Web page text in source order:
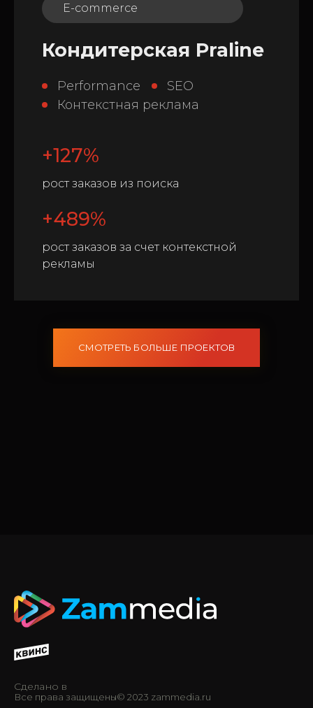
E-commerce
Кондитерская Praline
Performance
SEO
Контекстная реклама
+127%
рост заказов из поиска
+489%
рост заказов за счет контекстной
рекламы
СМОТРЕТЬ БОЛЬШЕ ПРОЕКТОВ
Сделано в
Все права защищены© 2023 zammedia.ru